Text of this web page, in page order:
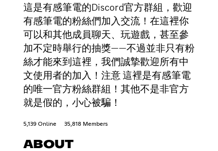
這是有感筆電的Discord官方群組，歡迎
有感筆電的粉絲們加入交流！在這裡你
可以和其他成員聊天、玩遊戲，甚至參
加不定時舉行的抽獎——不過並非只有粉
絲才能來到這裡，我們誠摯歡迎所有中
文使用者的加入！注意 這裡是有感筆電
的唯一官方粉絲群組！其他不是非官方
就是假的，小心被騙！
5,139 Online 35,818 Members
ABOUT